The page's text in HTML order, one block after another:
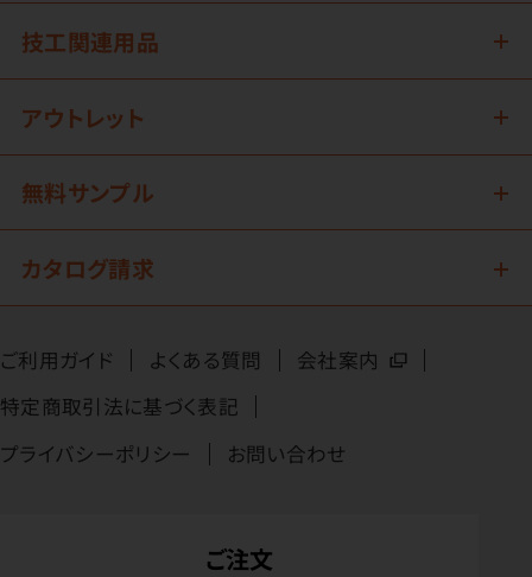
技工関連用品
アウトレット
無料サンプル
カタログ請求
ご利用ガイド よくある質問
会社案内
特定商取引法に基づく表記
プライバシーポリシー
お問い合わせ
ご注文